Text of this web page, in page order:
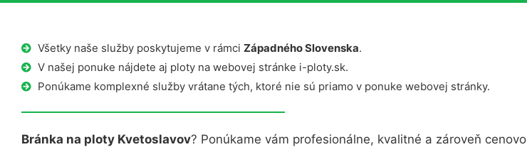
Všetky naše služby poskytujeme v rámci Západného Slovenska.
V našej ponuke nájdete aj ploty na webovej stránke i-ploty.sk.
Ponúkame komplexné služby vrátane tých, ktoré nie sú priamo v ponuke webovej stránky.
Bránka na ploty Kvetoslavov? Ponúkame vám profesionálne, kvalitné a zároveň cenovo